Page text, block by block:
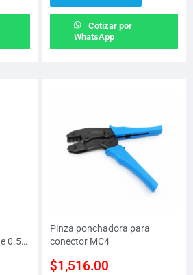
Cotizar por
WhatsApp
0.5
Pinza ponchadora para
conector MC4
$1,516.00